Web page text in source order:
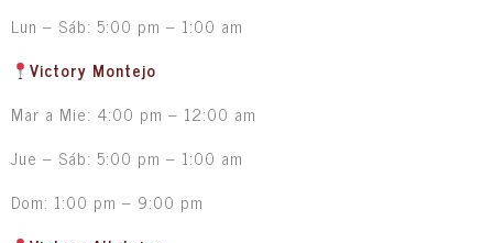
Lun – Sáb: 5:00 pm – 1:00 am
Victory Montejo
Mar a Mie: 4:00 pm – 12:00 am
Jue – Sáb: 5:00 pm – 1:00 am
Dom: 1:00 pm – 9:00 pm